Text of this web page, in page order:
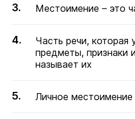
Местоимение – это
Часть речи, которая
предметы, признаки
называет их
Личное